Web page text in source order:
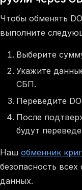
Чтобы обменять
выполните
Выберите
Укажите
СБП.
Переведите
После
будут
Наш обменник
безопасность
данных.